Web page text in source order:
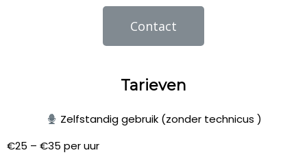
Contact
Tarieven
Zelfstandig gebruik (zonder technicus )
€25 – €35 per uur